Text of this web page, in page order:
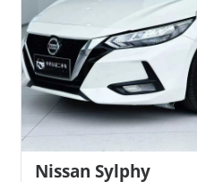
Nissan Sylphy